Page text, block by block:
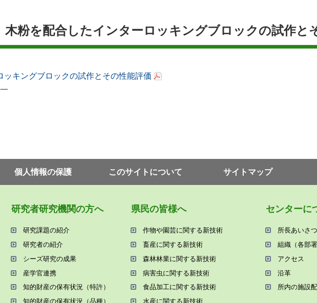
木粉を配合したインターロッキングブロックの試作と
ッキングブロックの試作とその性能評価
個⼈情報の保護 このサイトについて サイトマップ
研究者研究機関の⽅へ
研究課題の紹介
研究者の紹介
シーズ研究の成果
産学官連携
知的財産の保有状況（特許）
知的財産の保有状況（品種）
県⺠の皆様へ
作物や園芸に関する新技術
畜産に関する新技術
森林林業に関する新技術
病害⾍に関する新技術
⾷品加⼯に関する新技術
⽔産に関する新技術
センターに
所⻑あいさつ
組織（各部
アクセス
沿⾰
所内の施設